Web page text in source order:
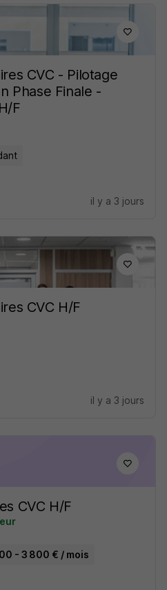
CVC - Pilotage
Phase Finale -
F
il y a 3 jours
CVC H/F
il y a 3 jours
CVC H/F
- 3 800 € / mois